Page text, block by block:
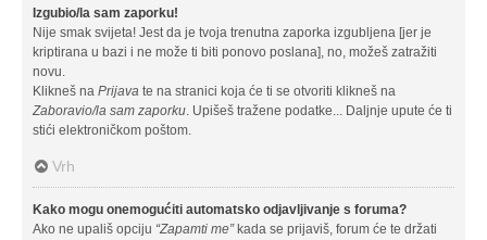
Izgubio/la sam zaporku!
Nije smak svijeta! Jest da je tvoja trenutna zaporka izgubljena [jer je
kriptirana u bazi i ne može ti biti ponovo poslana], no, možeš zatražiti
novu.
Klikneš na Prijava te na stranici koja će ti se otvoriti klikneš na
Zaboravio/la sam zaporku. Upišeš tražene podatke... Daljnje upute će ti
stići elektroničkom poštom.
Vrh
Kako mogu onemogućiti automatsko odjavljivanje s foruma?
Ako ne upališ opciju “Zapamti me”kada se prijaviš, forum će te držati